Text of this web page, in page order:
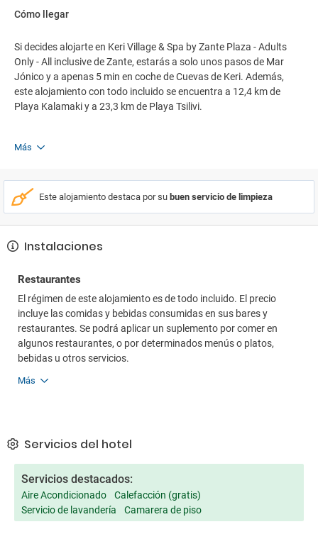
Cómo llegar
Si decides alojarte en Keri Village & Spa by Zante Plaza - Adults
Only - All inclusive de Zante, estarás a solo unos pasos de Mar
Jónico y a apenas 5 min en coche de Cuevas de Keri. Además,
este alojamiento con todo incluido se encuentra a 12,4 km de
Playa Kalamaki y a 23,3 km de Playa Tsilivi.
Más
Este alojamiento destaca por su buen servicio de limpieza
Instalaciones
Restaurantes
El régimen de este alojamiento es de todo incluido. El precio
incluye las comidas y bebidas consumidas en sus bares y
restaurantes. Se podrá aplicar un suplemento por comer en
algunos restaurantes, o por determinados menús o platos,
bebidas u otros servicios.
Más
Servicios del hotel
Servicios destacados:
Aire Acondicionado
Calefacción (gratis)
Servicio de lavandería
Camarera de piso